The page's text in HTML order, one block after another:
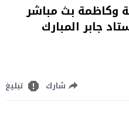
وكاظمة بث مباشر
استاد جابر المبارك
شارك تبليغ